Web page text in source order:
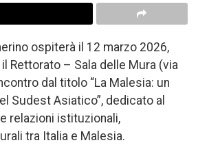
ospiterà il 12 marzo 2026,
Rettorato – Sala delle Mura (via
dal titolo “La Malesia: un
Sudest Asiatico”, dedicato al
relazioni istituzionali,
tra Italia e Malesia.